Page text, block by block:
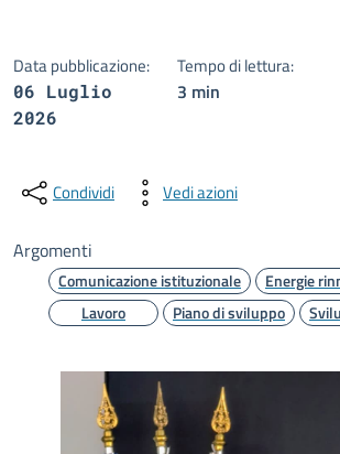
Data pubblicazione:
06 Luglio
2026
Tempo di lettura:
3 min
Condividi Vedi azioni
Argomenti
Comunicazione istituzionale
Energie
Lavoro
Piano di sviluppo